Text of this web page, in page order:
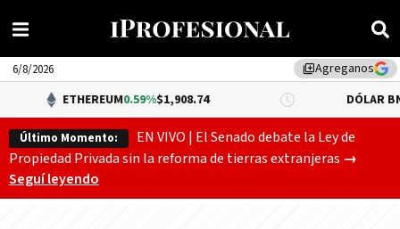
library_addAgreganos
6/8/2026
0.59%$1,908.74 DÓLAR BNA $1,520.00
Último Momento:
EN VIVO | El Senado debate la Ley de
Propiedad Privada sin la reforma de tierras extranjeras →
Seguí leyendo